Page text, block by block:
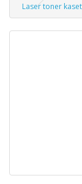
Laser toner